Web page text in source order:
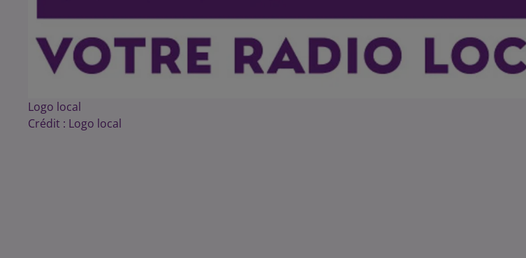
Logo local
Crédit : Logo local